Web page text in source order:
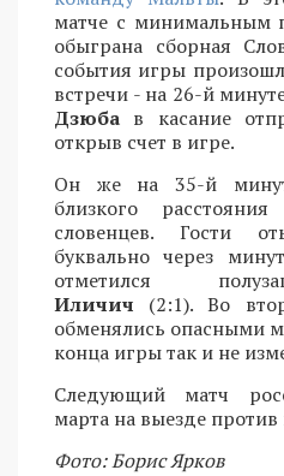
матче с минимальным
обыграна сборная
события игры
встречи - на 26-й
Дзюба в касание
открыв счет в игре.
Он же на 35-й
близкого
словенцев. Гости
буквально через
отметился
Иличич (2:1). Во
обменялись опасными
конца игры так и не
Следующий матч
марта на выезде
Фото: Борис Ярков